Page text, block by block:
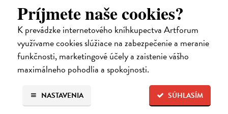
Príjmete naše cookies?
K prevádzke internetového kníhkupectva Artforum
využívame cookies slúžiace na zabezpečenie a meranie
funkčnosti, marketingové účely a zaistenie vášho
maximálneho pohodlia a spokojnosti.
SÚHLASÍM
NASTAVENIA
Soyinka Wole| Elektronická kniha
Prvé slovenské súborné vydanie divadelných hier jedného z